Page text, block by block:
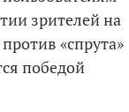
зрителей на
«спрута»
победой